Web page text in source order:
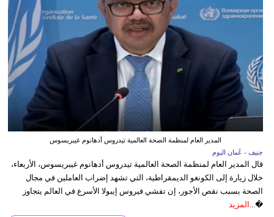
المدير العام لمنظمة الصحة العالمية تيدروس أدهانوم غيبريسوس
جنيف - عُمان اليوم
قال المدير العام لمنظمة الصحة العالمية تيدروس أدهانوم غيبريسوس، الأربعاء،
خلال زيارة إلى الكونغو الديمقراطية، التي تشهد إضراب العاملين في مجال
الصحة بسبب نقص الأجور، إن تفشي فيروس إيبولا الأسرع في العالم يتجاوز
�... المزيد